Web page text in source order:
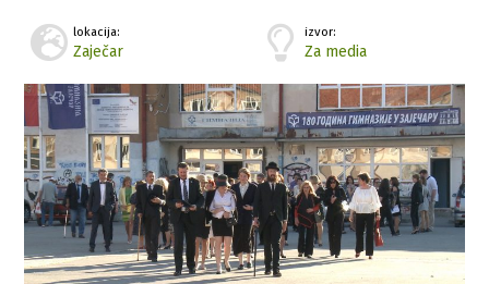
lokacija:
Zaječar
izvor:
Za media